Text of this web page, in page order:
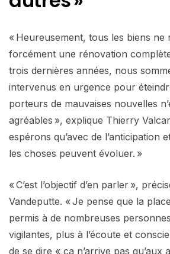
« Heureusement, tous les biens ne
forcément une rénovation
trois dernières années, nous
intervenus en urgence pour
porteurs de mauvaises nouvelles
agréables », explique Thierry
espérons qu’avec de l’anticipation
les choses peuvent évoluer. »
« C’est l’objectif d’en parler »,
Vandeputte. « Je pense que la
permis à de nombreuses
vigilantes, plus à l’écoute et
de se dire « ça n’arrive pas qu’aux